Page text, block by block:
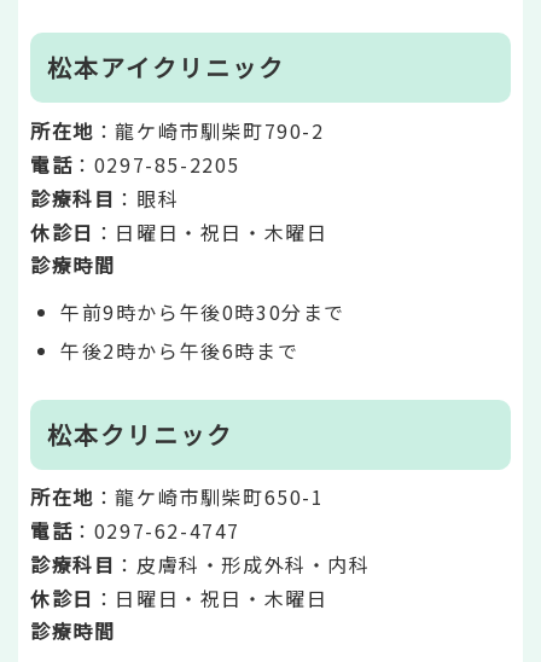
松本アイクリニック
所在地 ：龍ケ崎市馴柴町790-2
電話 ：0297-85-2205
診療科目 ：眼科
休診日 ：日曜日・祝日・木曜日
診療時間
午前9時から午後0時30分まで
午後2時から午後6時まで
松本クリニック
所在地 ：龍ケ崎市馴柴町650-1
電話 ：0297-62-4747
診療科目 ：皮膚科・形成外科・内科
休診日 ：日曜日・祝日・木曜日
診療時間